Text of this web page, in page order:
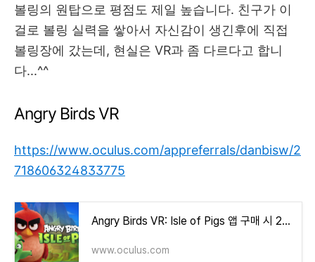
볼링의 원탑으로 평점도 제일 높습니다. 친구가 이
걸로 볼링 실력을 쌓아서 자신감이 생긴후에 직접
볼링장에 갔는데, 현실은 VR과 좀 다르다고 합니
다...^^
Angry Birds VR
https://www.oculus.com/appreferrals/danbisw/2
718606324833775
Angry Birds VR: Isle of Pigs 앱 구매 시 25% 할인 | Meta Quest
www.oculus.com